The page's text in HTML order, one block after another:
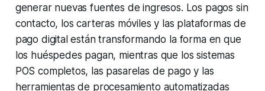
generar nuevas fuentes de ingresos. Los pagos sin
contacto, los carteras móviles y las plataformas de
pago digital están transformando la forma en que
los huéspedes pagan, mientras que los sistemas
POS completos, las pasarelas de pago y las
herramientas de procesamiento automatizadas